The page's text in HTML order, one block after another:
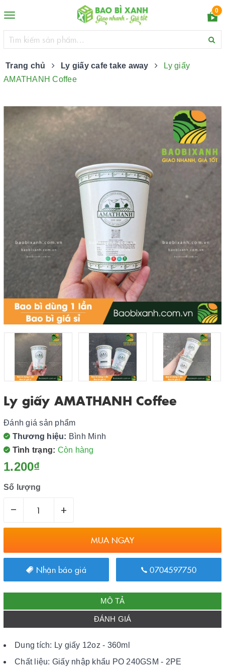
Toggle
navigation
0
Trang chủ Ly giấy cafe take away
Ly giấy
AMATHANH Coffee
Ly giấy AMATHANH Coffee
Đánh giá sản phẩm
Thương hiệu: Bình Minh
Tình trạng: Còn hàng
1.200₫
Số lượng
– +
MUA NGAY
Nhận báo giá 0704597750
MÔ TẢ
ĐÁNH GIÁ
Dung tích: Ly giấy 12oz - 360ml
Chất liệu: Giấy nhập khẩu PO 240GSM - 2PE